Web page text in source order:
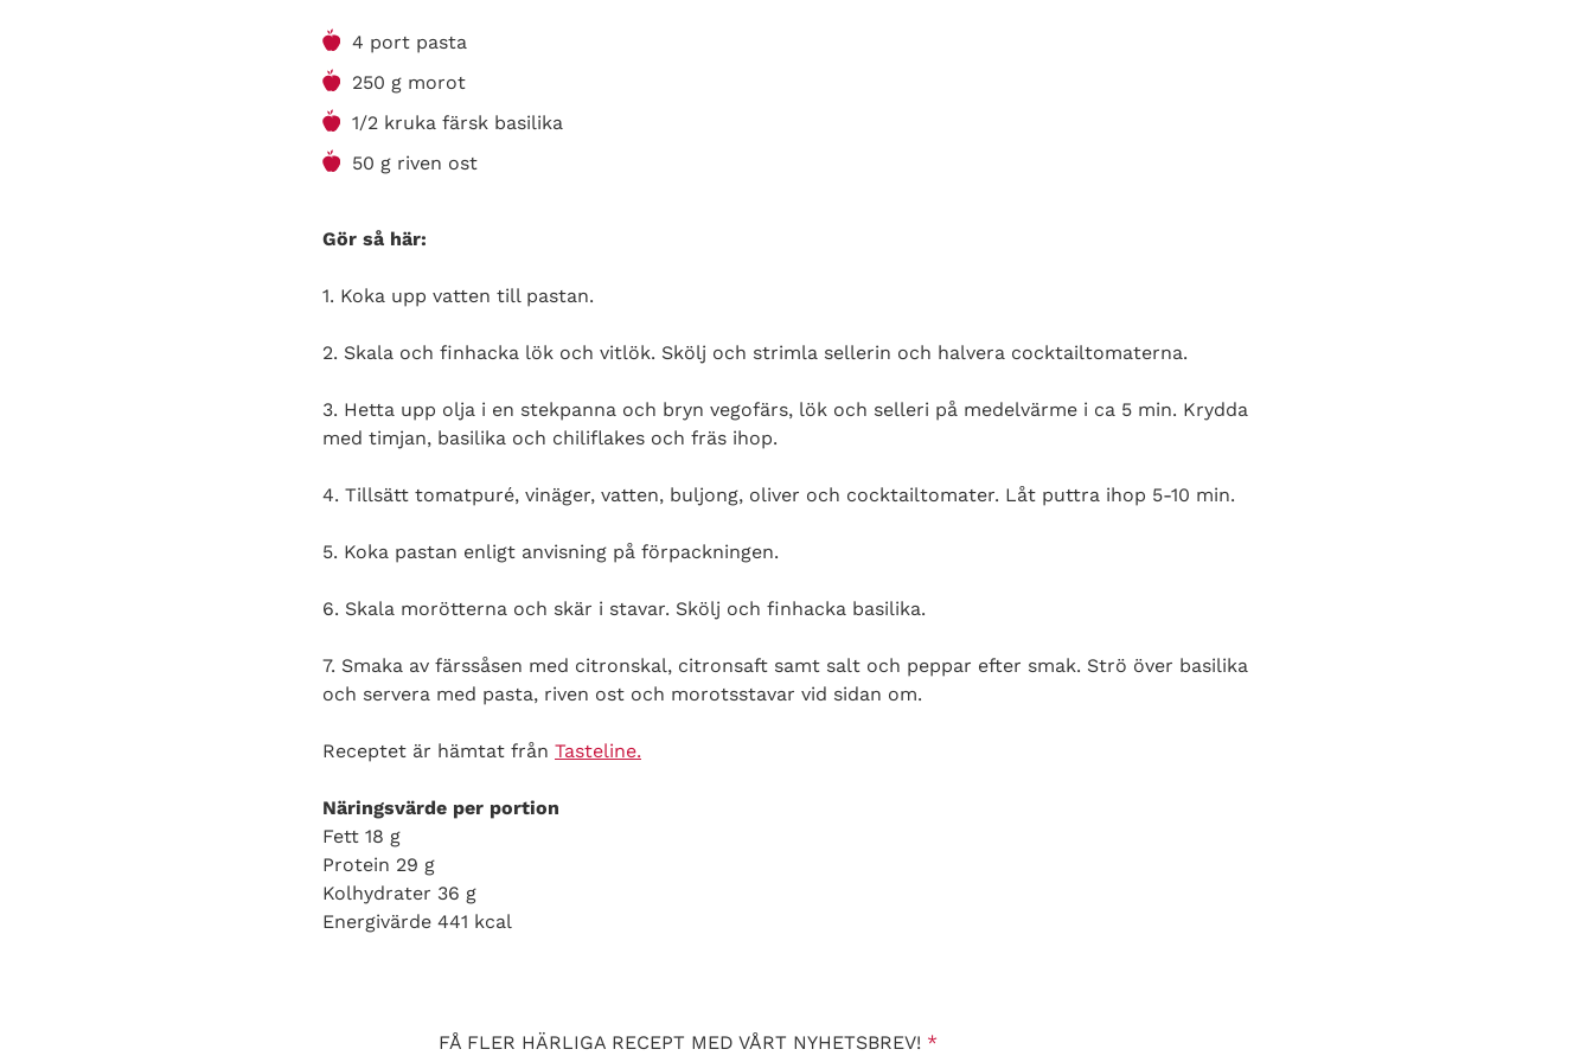
4 port pasta
250 g morot
1/2 kruka färsk basilika
50 g riven ost
Gör så här:
1. Koka upp vatten till pastan.
2. Skala och finhacka lök och vitlök. Skölj och strimla sellerin och halvera cocktailtomaterna.
3. Hetta upp olja i en stekpanna och bryn vegofärs, lök och selleri på medelvärme i ca 5 min. Krydda
med timjan, basilika och chiliflakes och fräs ihop.
4. Tillsätt tomatpuré, vinäger, vatten, buljong, oliver och cocktailtomater. Låt puttra ihop 5-10 min.
5. Koka pastan enligt anvisning på förpackningen.
6. Skala morötterna och skär i stavar. Skölj och finhacka basilika.
7. Smaka av färssåsen med citronskal, citronsaft samt salt och peppar efter smak. Strö över basilika
och servera med pasta, riven ost och morotsstavar vid sidan om.
Receptet är hämtat från Tasteline.
Näringsvärde per portion
Fett 18 g
Protein 29 g
Kolhydrater 36 g
Energivärde 441 kcal
FÅ FLER HÄRLIGA RECEPT MED VÅRT NYHETSBREV! *